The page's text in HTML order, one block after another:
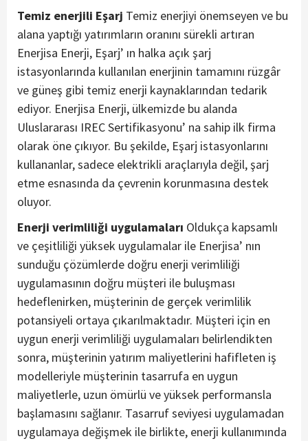
Temiz enerjili Eşarj Temiz enerjiyi önemseyen ve bu
alana yaptığı yatırımların oranını sürekli artıran
Enerjisa Enerji, Eşarj’ ın halka açık şarj
istasyonlarında kullanılan enerjinin tamamını rüzgâr
ve güneş gibi temiz enerji kaynaklarından tedarik
ediyor. Enerjisa Enerji, ülkemizde bu alanda
Uluslararası IREC Sertifikasyonu’ na sahip ilk firma
olarak öne çıkıyor. Bu şekilde, Eşarj istasyonlarını
kullananlar, sadece elektrikli araçlarıyla değil, şarj
etme esnasında da çevrenin korunmasına destek
oluyor.
Enerji verimliliği uygulamaları Oldukça kapsamlı
ve çeşitliliği yüksek uygulamalar ile Enerjisa’ nın
sunduğu çözümlerde doğru enerji verimliliği
uygulamasının doğru müşteri ile buluşması
hedeflenirken, müşterinin de gerçek verimlilik
potansiyeli ortaya çıkarılmaktadır. Müşteri için en
uygun enerji verimliliği uygulamaları belirlendikten
sonra, müşterinin yatırım maliyetlerini hafifleten iş
modelleriyle müşterinin tasarrufa en uygun
maliyetlerle, uzun ömürlü ve yüksek performansla
başlamasını sağlanır. Tasarruf seviyesi uygulamadan
uygulamaya değişmek ile birlikte, enerji kullanımında